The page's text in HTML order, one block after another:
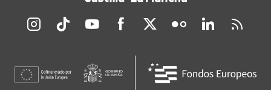
Redes sociales JCCM